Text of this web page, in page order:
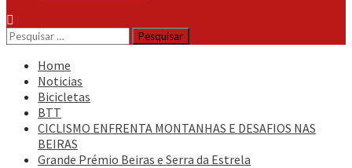
Pesquisar
por:
Home
Noticias
Bicicletas
BTT
CICLISMO ENFRENTA MONTANHAS E DESAFIOS NAS
BEIRAS
Grande Prémio Beiras e Serra da Estrela